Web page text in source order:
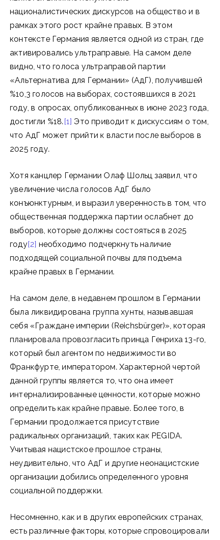
националистических дискурсов на общество и в
рамках этого рост крайне правых. В этом
контексте Германия является одной из стран, где
активировались ультраправые. На самом деле
видно, что голоса ультраправой партии
«Альтернатива для Германии» (АдГ), получившей
%10,3 голосов на выборах, состоявшихся в 2021
году, в опросах, опубликованных в июне 2023 года,
достигли %18.[1] Это приводит к дискуссиям о том,
что АдГ может прийти к власти после выборов в
2025 году.
Хотя канцлер Германии Олаф Шольц заявил, что
увеличение числа голосов АдГ было
конъюнктурным, и выразил уверенность в том, что
общественная поддержка партии ослабнет до
выборов, которые должны состояться в 2025
году[2] необходимо подчеркнуть наличие
подходящей социальной почвы для подъема
крайне правых в Германии.
На самом деле, в недавнем прошлом в Германии
была ликвидирована группа хунты, называвшая
себя «Граждане империи (Reichsbürger)», которая
планировала провозгласить принца Генриха 13-го,
который был агентом по недвижимости во
Франкфурте, императором. Характерной чертой
данной группы является то, что она имеет
интернализированные ценности, которые можно
определить как крайне правые. Более того, в
Германии продолжается присутствие
радикальных организаций, таких как PEGIDA.
Учитывая нацистское прошлое страны,
неудивительно, что АдГ и другие неонацистские
организации добились определенного уровня
социальной поддержки.
Несомненно, как и в других европейских странах,
есть различные факторы, которые спровоцировали